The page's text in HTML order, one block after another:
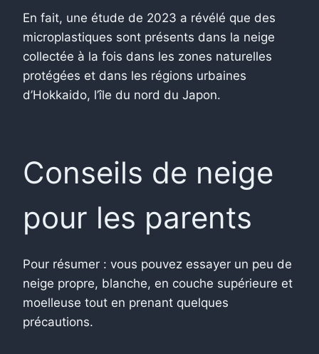
En fait, une étude de 2023 a révélé que des
microplastiques sont présents dans la neige
collectée à la fois dans les zones naturelles
protégées et dans les régions urbaines
d’Hokkaido, l’île du nord du Japon.
Conseils de neige
pour les parents
Pour résumer : vous pouvez essayer un peu de
neige propre, blanche, en couche supérieure et
moelleuse tout en prenant quelques
précautions.